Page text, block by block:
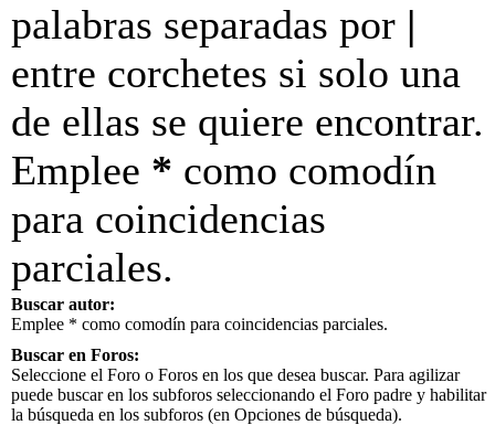
palabras separadas por |
entre corchetes si solo una
de ellas se quiere encontrar.
Emplee * como comodín
para coincidencias
parciales.
Buscar autor:
Emplee * como comodín para coincidencias parciales.
Buscar en Foros:
Seleccione el Foro o Foros en los que desea buscar. Para agilizar
puede buscar en los subforos seleccionando el Foro padre y habilitar
la búsqueda en los subforos (en Opciones de búsqueda).